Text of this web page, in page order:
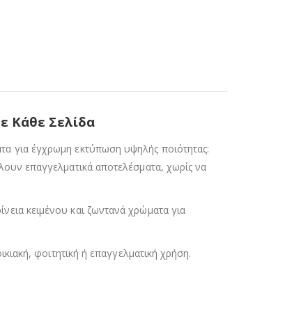
Κάθε Σελίδα
για έγχρωμη εκτύπωση υψηλής ποιότητας:
επαγγελματικά αποτελέσματα, χωρίς να
κειμένου και ζωντανά χρώματα για
φοιτητική ή επαγγελματική χρήση.